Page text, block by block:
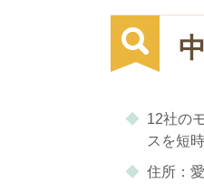
12社の
スを短
住所：